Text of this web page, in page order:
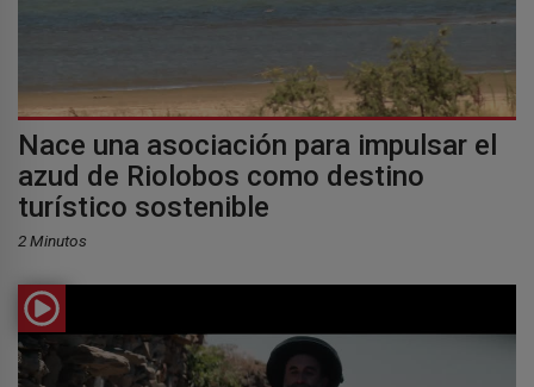
Nace una asociación para impulsar el
azud de Riolobos como destino
turístico sostenible
2 Minutos